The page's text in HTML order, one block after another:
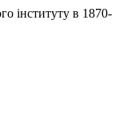
інституту в 1870-